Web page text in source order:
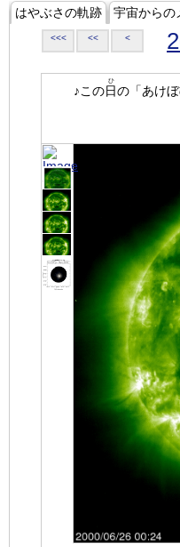
はやぶさの軌跡 宇宙からの
<<< << <
♪この日
ひ
の「あけぼ